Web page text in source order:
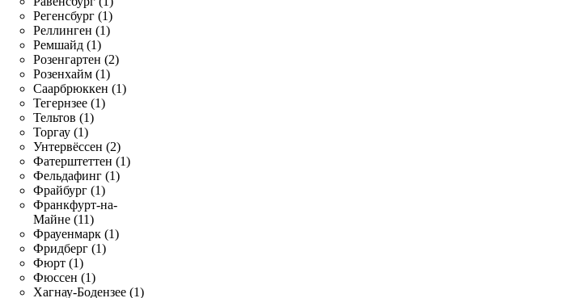
Регенсбург (1)
Реллинген (1)
Ремшайд (1)
Розенгартен (2)
Розенхайм (1)
Саарбрюккен (1)
Тегернзее (1)
Тельтов (1)
Торгау (1)
Унтервёссен (2)
Фатерштеттен (1)
Фельдафинг (1)
Фрайбург (1)
Франкфурт-на-
Майне (11)
Фрауенмарк (1)
Фридберг (1)
Фюрт (1)
Фюссен (1)
Хагнау-Бодензее (1)